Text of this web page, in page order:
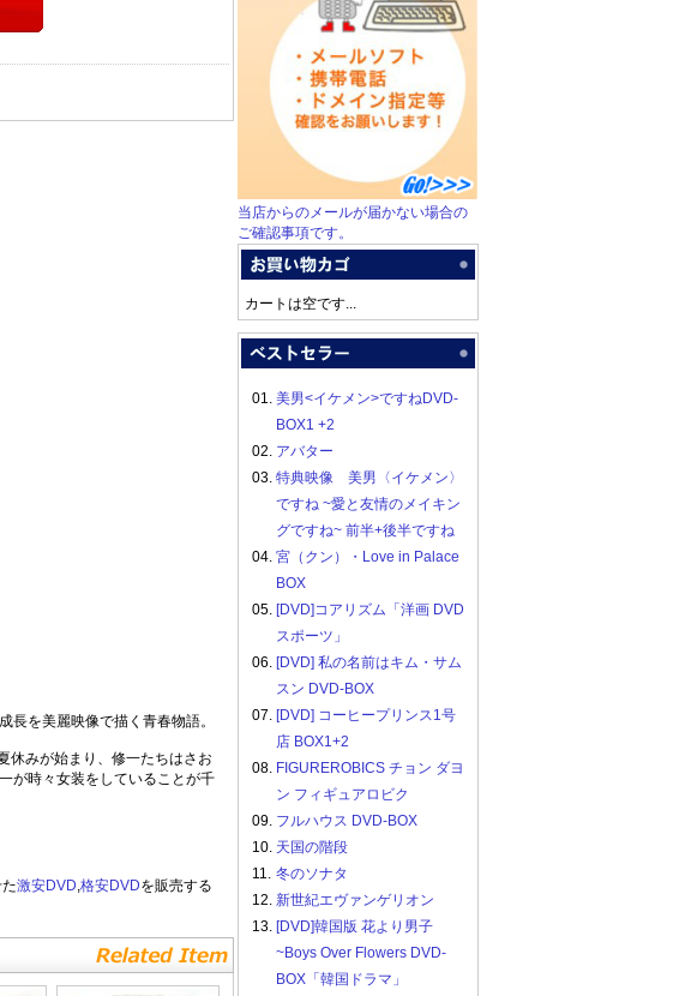
長を美麗映像で描く青春物語。
休みが始まり、修一たちはさお
が時々女装をしていることが千
激安DVD,格安DVDを販売する
当店からのメールが届かない場合の
ご確認事項です。
カートは空です...
01. 美男<イケメン>ですねDVD-
BOX1 +2
02. アバター
03. 特典映像 美男〈イケメン〉
ですね ~愛と友情のメイキン
グですね~ 前半+後半ですね
04. 宮（クン）・Love in Palace
BOX
05. [DVD]コアリズム「洋画 DVD
スポーツ」
06. [DVD] 私の名前はキム・サム
スン DVD-BOX
07. [DVD] コーヒープリンス1号
店 BOX1+2
08. FIGUREROBICS チョン ダヨ
ン フィギュアロビク
09. フルハウス DVD-BOX
10. 天国の階段
11. 冬のソナタ
12. 新世紀エヴァンゲリオン
13. [DVD]韓国版 花より男子
~Boys Over Flowers DVD-
BOX「韓国ドラマ」